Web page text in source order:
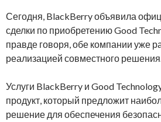
Сегодня, BlackBerry объявила
сделки по приобретению Good
правде говоря, обе компании уже
реализацией совместного
Услуги BlackBerry и Good
продукт, который предложит
решение для обеспечения